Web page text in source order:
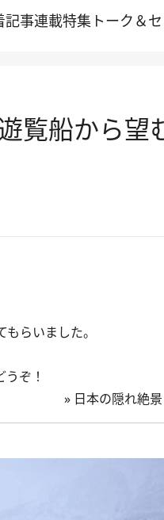
記事連載特集 トーク＆
覧船から
らいました。
ぞ！
» 日本の隠れ絶